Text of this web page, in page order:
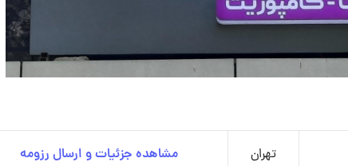
تهران مشاهده جزئیات و ارسال رزومه